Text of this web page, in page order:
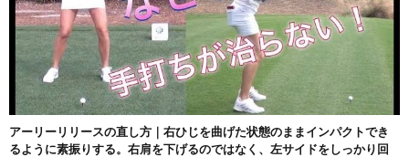
アーリーリリースの直し方｜右ひじを曲げた状態のままインパクトでき
るように素振りする。右肩を下げるのではなく、左サイドをしっかり回